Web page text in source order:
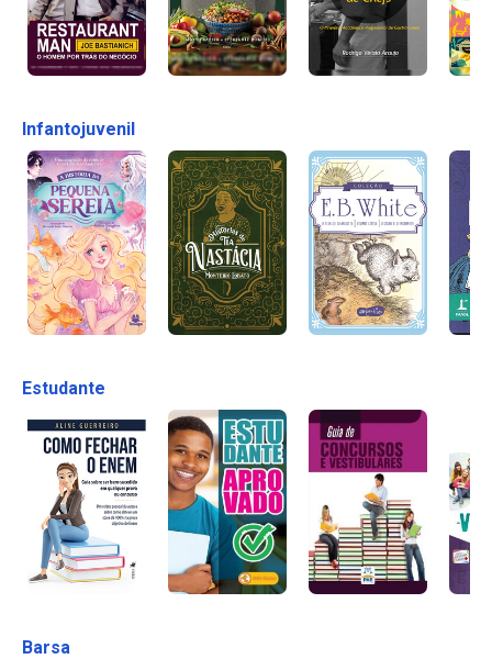
Infantojuvenil
Estudante
Barsa